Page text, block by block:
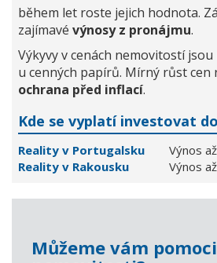
během let roste jejich hodnota.
zajímavé výnosy z pronájmu.
Výkyvy v cenách nemovitostí
u cenných papírů. Mírný růst
ochrana před inflací.
Kde se vyplatí investovat
Reality v Portugalsku
Výnos
Reality v Rakousku
Výnos
Můžeme vám